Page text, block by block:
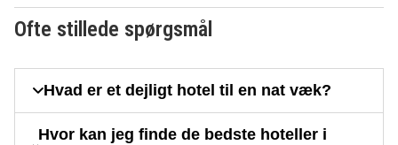
Ofte stillede spørgsmål
Hvad er et dejligt hotel til en nat væk?
Hvor kan jeg finde de bedste hoteller i